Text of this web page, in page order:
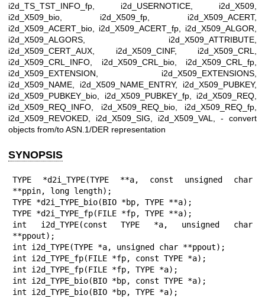
i2d_TS_TST_INFO_fp, i2d_USERNOTICE, i2d_X509,
i2d_X509_bio, i2d_X509_fp, i2d_X509_ACERT,
i2d_X509_ACERT_bio, i2d_X509_ACERT_fp, i2d_X509_ALGOR,
i2d_X509_ALGORS, i2d_X509_ATTRIBUTE,
i2d_X509_CERT_AUX, i2d_X509_CINF, i2d_X509_CRL,
i2d_X509_CRL_INFO, i2d_X509_CRL_bio, i2d_X509_CRL_fp,
i2d_X509_EXTENSION, i2d_X509_EXTENSIONS,
i2d_X509_NAME, i2d_X509_NAME_ENTRY, i2d_X509_PUBKEY,
i2d_X509_PUBKEY_bio, i2d_X509_PUBKEY_fp, i2d_X509_REQ,
i2d_X509_REQ_INFO, i2d_X509_REQ_bio, i2d_X509_REQ_fp,
i2d_X509_REVOKED, i2d_X509_SIG, i2d_X509_VAL, - convert
objects from/to ASN.1/DER representation
SYNOPSIS
TYPE *d2i_TYPE(TYPE **a, const unsigned char
**ppin, long length);
TYPE *d2i_TYPE_bio(BIO *bp, TYPE **a);
TYPE *d2i_TYPE_fp(FILE *fp, TYPE **a);
int i2d_TYPE(const TYPE *a, unsigned char
**ppout);
int i2d_TYPE(TYPE *a, unsigned char **ppout);
int i2d_TYPE_fp(FILE *fp, const TYPE *a);
int i2d_TYPE_fp(FILE *fp, TYPE *a);
int i2d_TYPE_bio(BIO *bp, const TYPE *a);
int i2d_TYPE_bio(BIO *bp, TYPE *a);